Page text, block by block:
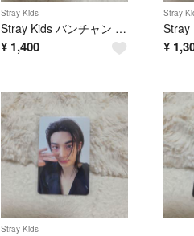
Stray Kids
Stray Kids バンチャン ソウルコン
¥ 1,400
Stray
¥
Stray Kids